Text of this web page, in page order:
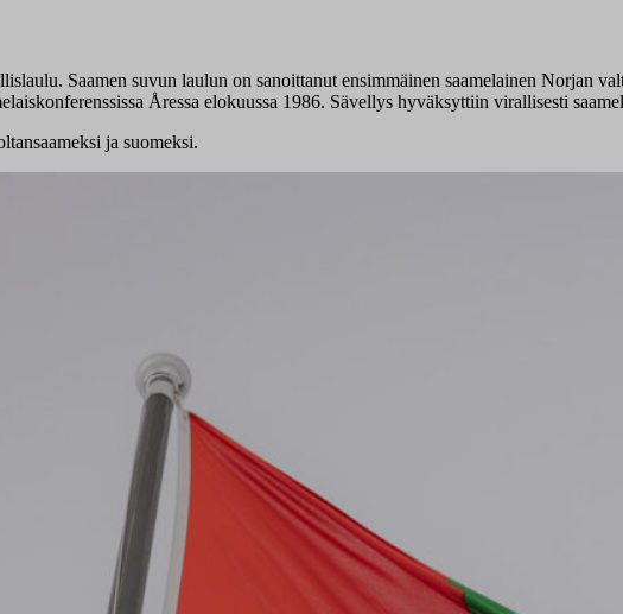
Saamen suvun laulun on sanoittanut ensimmäinen saamelainen Norjan
Åressa elokuussa 1986. Sävellys hyväksyttiin virallisesti
ja suomeksi.